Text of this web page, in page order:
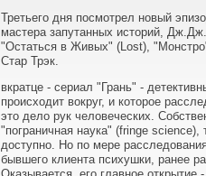
Третьего дня посмотрел новый
мастера запутанных историй,
"Остаться в Живых" (Lost),
Стар Трэк.
вкратце - сериал "Грань" -
происходит вокруг, и которое
это дело рук человеческих.
"пограничная наука" (fringe
доступно. Но по мере
бывшего клиента психушки, ранее